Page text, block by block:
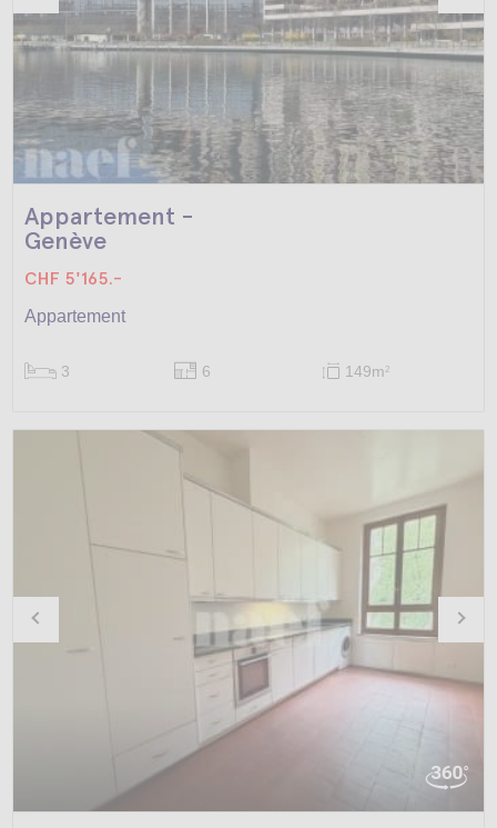
Appartement -
Genève
CHF 5'165.-
Appartement
3 6 149m2